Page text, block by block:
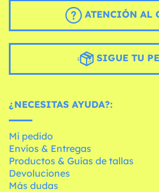
ATENCIÓN AL
SIGUE TU
¿NECESITAS AYUDA?:
Mi pedido
Envíos & Entregas
Productos & Guías de tallas
Devoluciones
Más dudas